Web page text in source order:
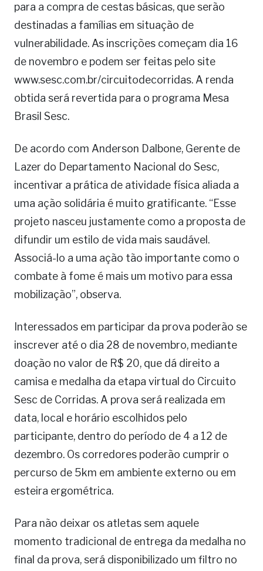
para a compra de cestas básicas, que serão
destinadas a famílias em situação de
vulnerabilidade. As inscrições começam dia 16
de novembro e podem ser feitas pelo site
www.sesc.com.br/circuitodecorridas. A renda
obtida será revertida para o programa Mesa
Brasil Sesc.
De acordo com Anderson Dalbone, Gerente de
Lazer do Departamento Nacional do Sesc,
incentivar a prática de atividade física aliada a
uma ação solidária é muito gratificante. “Esse
projeto nasceu justamente como a proposta de
difundir um estilo de vida mais saudável.
Associá-lo a uma ação tão importante como o
combate à fome é mais um motivo para essa
mobilização”, observa.
Interessados em participar da prova poderão se
inscrever até o dia 28 de novembro, mediante
doação no valor de R$ 20, que dá direito a
camisa e medalha da etapa virtual do Circuito
Sesc de Corridas. A prova será realizada em
data, local e horário escolhidos pelo
participante, dentro do período de 4 a 12 de
dezembro. Os corredores poderão cumprir o
percurso de 5km em ambiente externo ou em
esteira ergométrica.
Para não deixar os atletas sem aquele
momento tradicional de entrega da medalha no
final da prova, será disponibilizado um filtro no